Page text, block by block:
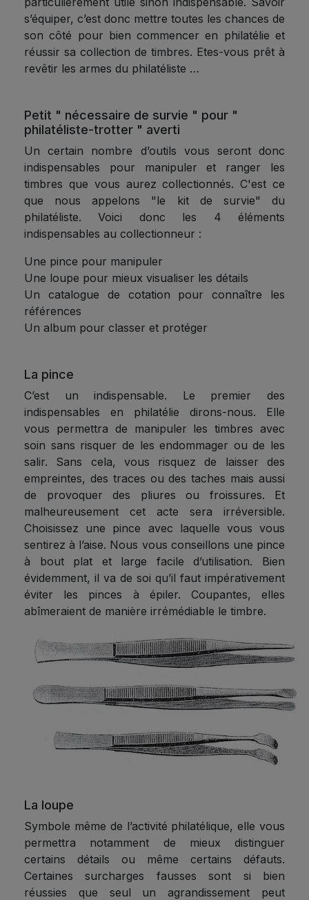
s’équiper, c’est donc mettre toutes les chances de
son côté pour bien commencer en philatélie et
réussir sa collection de timbres. Etes-vous prêt à
revêtir les armes du philatéliste …
Petit " nécessaire de survie " pour "
philatéliste-trotter " averti
Un certain nombre d’outils vous seront donc
indispensables pour manipuler et ranger les
timbres que vous aurez collectionnés. C'est ce
que nous appelons "le kit de survie" du
philatéliste. Voici donc les 4 éléments
indispensables au collectionneur :
Une pince pour manipuler
Une loupe pour mieux visualiser les détails
Un catalogue de cotation pour connaître les
références
Un album pour classer et protéger
La pince
C’est un indispensable. Le premier des
indispensables en philatélie dirons-nous. Elle
vous permettra de manipuler les timbres avec
soin sans risquer de les endommager ou de les
salir. Sans cela, vous risquez de laisser des
empreintes, des traces ou des taches mais aussi
de provoquer des pliures ou froissures. Et
malheureusement cet acte sera irréversible.
Choisissez une pince avec laquelle vous vous
sentirez à l’aise. Nous vous conseillons une pince
à bout plat et large facile d’utilisation. Bien
évidemment, il va de soi qu’il faut impérativement
éviter les pinces à épiler. Coupantes, elles
abîmeraient de manière irrémédiable le timbre.
La loupe
Symbole même de l’activité philatélique, elle vous
permettra notamment de mieux distinguer
certains détails ou même certains défauts.
Certaines surcharges fausses sont si bien
réussies que seul un agrandissement peut